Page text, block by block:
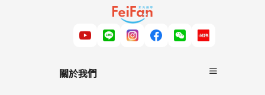
關於我們